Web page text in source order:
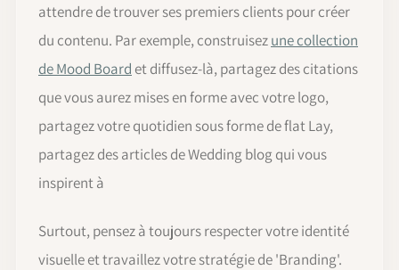
attendre de trouver ses premiers clients pour créer
du contenu. Par exemple, construisezune collection
de Mood Board et diffusez-là, partagez des citations
que vous aurez mises en forme avec votre logo,
partagez votre quotidien sous forme de flat Lay,
partagez des articles de Wedding blog qui vous
inspirent à
Surtout, pensez à toujours respecter votre identité
visuelle et travaillez votre stratégie de 'Branding'.